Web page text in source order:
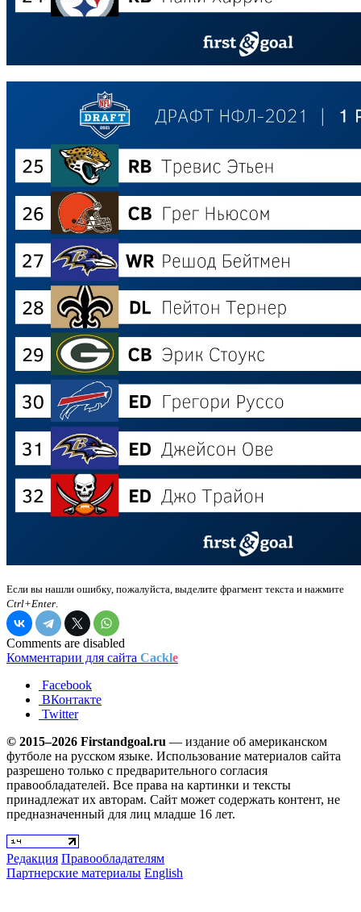
Если вы нашли ошибку, пожалуйста, выделите фрагмент текста и нажмите
Ctrl+Enter.
Comments are disabled
Комментарии для сайта Cackle
Facebook
ВКонтакте
Twitter
© 2015–2026 Firstandgoal.ru — издание об американском
футболе на русском языке. Использование материалов cайта
разрешено только с предварительного согласия
правообладателей. Все права на картинки и тексты
принадлежат их авторам. Сайт может содержать контент, не
предназначенный для лиц младше 16 лет.
Редакция Правообладателям
Партнерские материалы English